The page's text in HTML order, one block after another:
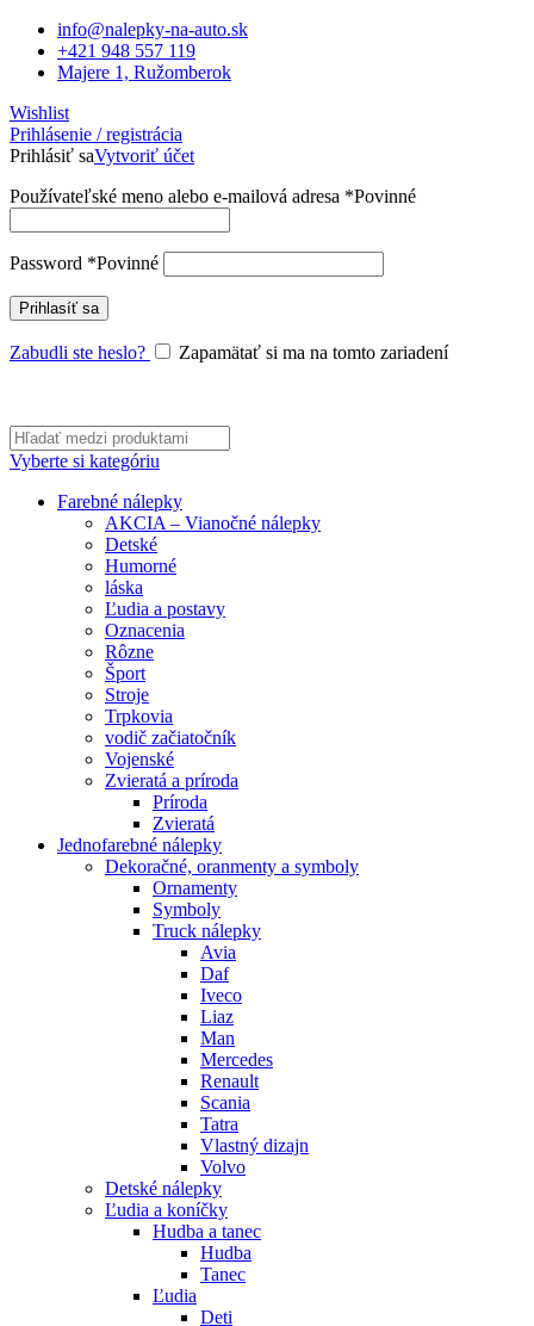
info@nalepky-na-auto.sk
+421 948 557 119
Majere 1, Ružomberok
Wishlist
Prihlásenie / registrácia
Prihlásiť saVytvoriť účet
Používateľské meno alebo e-mailová adresa *Povinné
Password *Povinné
Prihlasíť sa
Zabudli ste heslo? Zapamätať si ma na tomto zariadení
Vyberte si kategóriu
Farebné nálepky
AKCIA – Vianočné nálepky
Detské
Humorné
láska
Ľudia a postavy
Oznacenia
Rôzne
Šport
Stroje
Trpkovia
vodič začiatočník
Vojenské
Zvieratá a príroda
Príroda
Zvieratá
Jednofarebné nálepky
Dekoračné, oranmenty a symboly
Ornamenty
Symboly
Truck nálepky
Avia
Daf
Iveco
Liaz
Man
Mercedes
Renault
Scania
Tatra
Vlastný dizajn
Volvo
Detské nálepky
Ľudia a koníčky
Hudba a tanec
Hudba
Tanec
Ľudia
Deti